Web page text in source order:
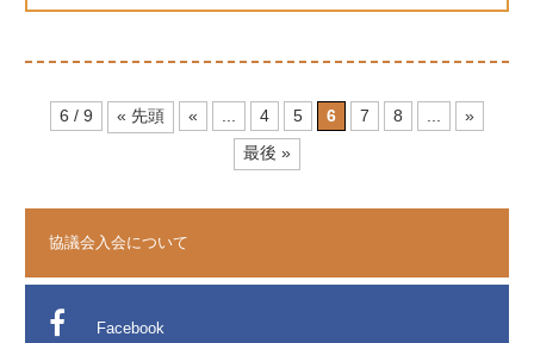
6 / 9 « 先頭 « ... 4 5 6 7 8 ...
»
最後 »
協議会入会について
Facebook